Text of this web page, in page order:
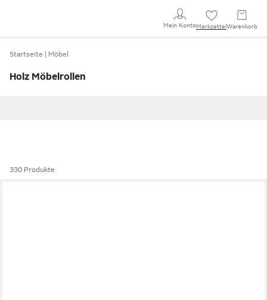
Mein KontoMerkzettel Warenkorb
Startseite Möbel
Holz Möbelrollen
330 Produkte